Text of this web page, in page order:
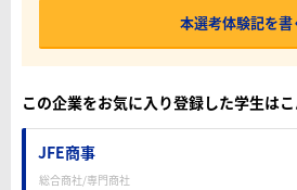
本選考体験記を書
この企業をお気に入り登録した学生は
JFE商事
総合商社/専門商社